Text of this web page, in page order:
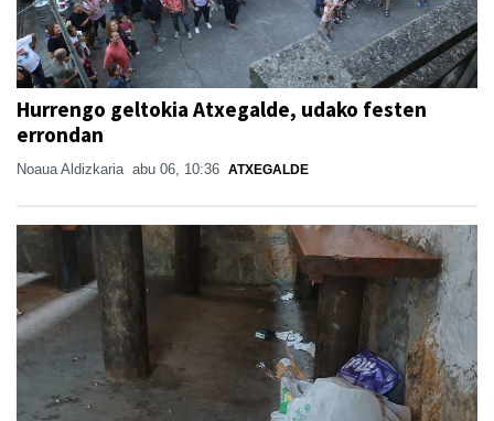
Hurrengo geltokia Atxegalde, udako festen
errondan
Noaua Aldizkaria abu 06, 10:36 ATXEGALDE